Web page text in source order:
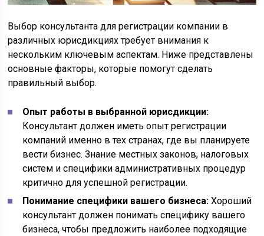
Выбор консультанта для регистрации компании в
различных юрисдикциях требует внимания к
нескольким ключевым аспектам. Ниже представлены
основные факторы, которые помогут сделать
правильный выбор.
Опыт работы в выбранной юрисдикции:
Консультант должен иметь опыт регистрации
компаний именно в тех странах, где вы планируете
вести бизнес. Знание местных законов, налоговых
систем и специфики административных процедур
критично для успешной регистрации.
Понимание специфики вашего бизнеса: Хороший
консультант должен понимать специфику вашего
бизнеса, чтобы предложить наиболее подходящие